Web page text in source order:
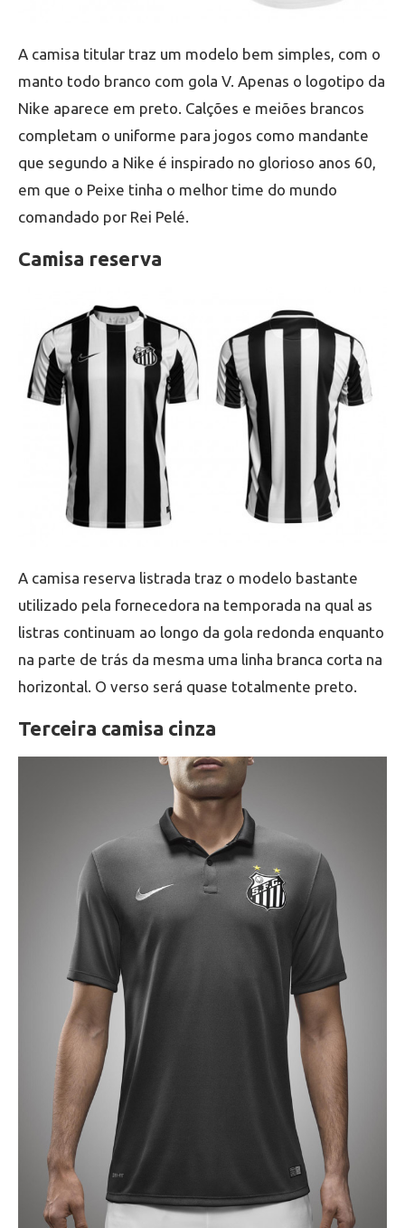
A camisa titular traz um modelo bem simples, com o
manto todo branco com gola V. Apenas o logotipo da
Nike aparece em preto. Calções e meiões brancos
completam o uniforme para jogos como mandante
que segundo a Nike é inspirado no glorioso anos 60,
em que o Peixe tinha o melhor time do mundo
comandado por Rei Pelé.
Camisa reserva
A camisa reserva listrada traz o modelo bastante
utilizado pela fornecedora na temporada na qual as
listras continuam ao longo da gola redonda enquanto
na parte de trás da mesma uma linha branca corta na
horizontal. O verso será quase totalmente preto.
Terceira camisa cinza